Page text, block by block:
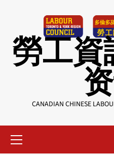
勞工資
CANADIAN CHINESE
Menu